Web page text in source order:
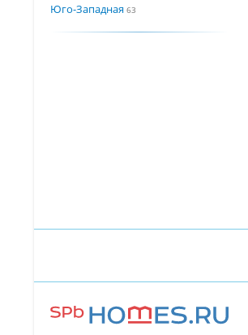
Юго-Западная 63